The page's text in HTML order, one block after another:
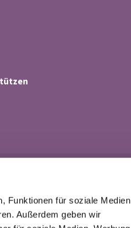
Funktionen für soziale Medien
Außerdem geben wir